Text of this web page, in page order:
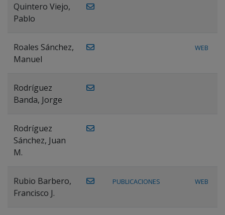
Quintero Viejo,
Pablo
Roales Sánchez,
Manuel
WEB
Rodríguez
Banda, Jorge
Rodríguez
Sánchez, Juan
M.
Rubio Barbero,
Francisco J.
PUBLICACIONES WEB